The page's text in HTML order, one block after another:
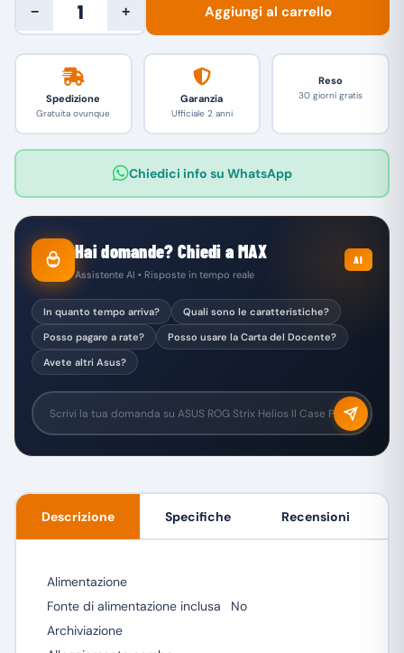
− + Aggiungi al carrello
Spedizione
Gratuita ovunque
Garanzia
Ufficiale 2 anni
Reso
30 giorni gratis
Chiedici info su WhatsApp
Hai domande? Chiedi a MAX
Assistente AI • Risposte in tempo reale
AI
In quanto tempo arriva?
Quali sono le caratteristiche?
Posso pagare a rate?
Posso usare la Carta del Docente?
Avete altri Asus?
Descrizione Specifiche Recensioni
Alimentazione
Fonte di alimentazione inclusa
No
Archiviazione